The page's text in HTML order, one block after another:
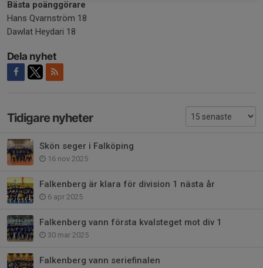
Bästa poänggörare
Hans Qvarnström 18
Dawlat Heydari 18
Dela nyhet
Tidigare nyheter
Skön seger i Falköping
16 nov 2025
Falkenberg är klara för division 1 nästa år
6 apr 2025
Falkenberg vann första kvalsteget mot div 1
30 mar 2025
Falkenberg vann seriefinalen